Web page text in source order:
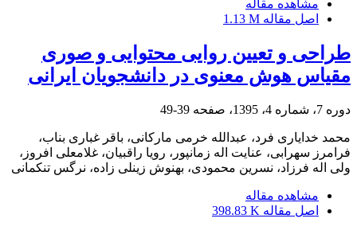
مشاهده مقاله
اصل مقاله 1.13 M
طراحی و تعیین روایی محتوایی و صوری
مقیاس هوش معنوی در دانشجویان ایرانی
دوره 7، شماره 4، 1395، صفحه 39-49
محمد خدایاری فرد، عبدالله خرمی مارکانی، باقر غباری بناب،
فرامرز سهرابی، عنایت اله زمانپور، رویا راقبیان، غلامعلی افروز،
ولی اله فرزاد، نسرین محمودی، بهنوش زینلی زاده، نرگس تنکمانی
مشاهده مقاله
اصل مقاله 398.83 K